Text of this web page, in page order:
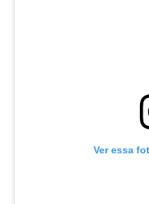
Ver essa